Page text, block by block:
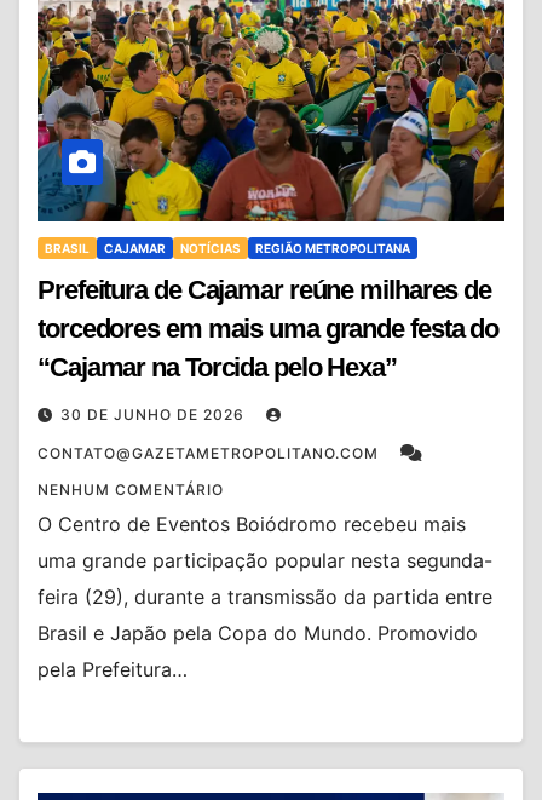
BRASIL CAJAMAR NOTÍCIAS REGIÃO METROPOLITANA
Prefeitura de Cajamar reúne milhares de
torcedores em mais uma grande festa do
“Cajamar na Torcida pelo Hexa”
30 DE JUNHO DE 2026
CONTATO@GAZETAMETROPOLITANO.COM
NENHUM COMENTÁRIO
O Centro de Eventos Boiódromo recebeu mais
uma grande participação popular nesta segunda-
feira (29), durante a transmissão da partida entre
Brasil e Japão pela Copa do Mundo. Promovido
pela Prefeitura…